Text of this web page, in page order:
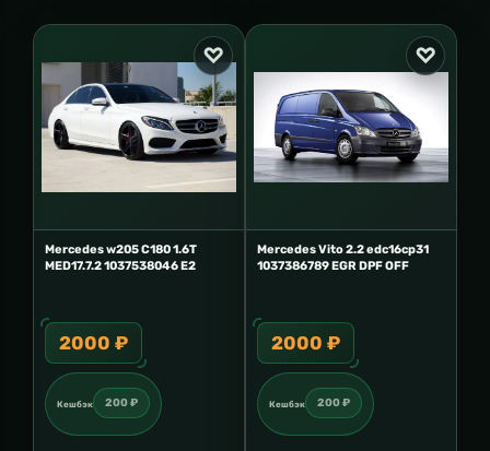
Mercedes w205 C180 1.6T
MED17.7.2 1037538046 E2
2000 ₽
Кешбэк 200 ₽
Mercedes Vito 2.2 edc16cp31
1037386789 EGR DPF OFF
2000 ₽
Кешбэк 200 ₽